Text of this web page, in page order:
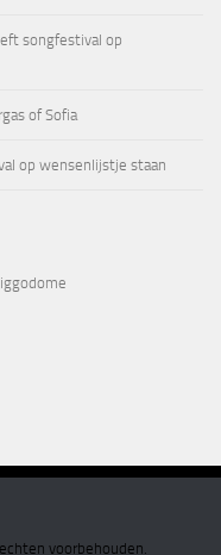
songfestival op
of Sofia
op wensenlijstje staan
voorbehouden.